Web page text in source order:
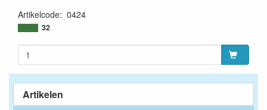
Artikelen
Artikelcode: 0424
32